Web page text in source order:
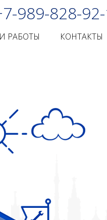
989-828-
РАБОТЫ КОНТАКТЫ